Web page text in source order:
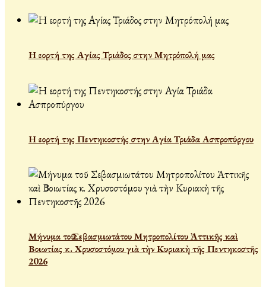
Η εορτή της Αγίας Τριάδος στην Μητρόπολή μας
Η εορτή της Πεντηκοστής στην Αγία Τριάδα Ασπροπύργου
Μήνυμα τοῦ Σεβασμιωτάτου Μητροπολίτου Ἀττικῆς καὶ
Βοιωτίας κ. Χρυσοστόμου γιὰ τὴν Κυριακὴ τῆς Πεντηκοστῆς
2026